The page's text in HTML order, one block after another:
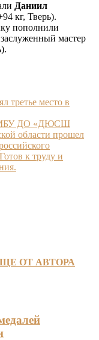
Даниил
кг, Тверь).
пополнили
мастер
третье место в
МБУ ДО «ДЮСШ
области прошел
к труду и
ОТ АВТОРА